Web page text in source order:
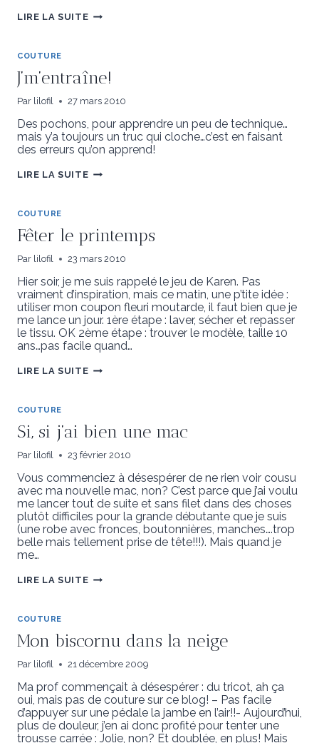
LIRE LA SUITEJE
OU
LA
DE
LOOSE
COUTURE
J’m’entraîne!
Par lilofil 27 mars 2010
Des pochons, pour apprendre un peu de technique…
mais y’a toujours un truc qui cloche…c’est en faisant
des erreurs qu’on apprend!
LIRE LA SUITEJ’M’ENTRAÎNE!
COUTURE
Fêter le printemps
Par lilofil 23 mars 2010
Hier soir, je me suis rappelé le jeu de Karen. Pas
vraiment d’inspiration, mais ce matin, une p’tite idée :
utiliser mon coupon fleuri moutarde, il faut bien que je
me lance un jour. 1ère étape : laver, sécher et repasser
le tissu. OK 2ème étape : trouver le modèle, taille 10
ans…pas facile quand…
LIRE LA SUITEFÊTER
COUTURE
Si, si j’ai bien une mac
Par lilofil 23 février 2010
Vous commenciez à désespérer de ne rien voir cousu
avec ma nouvelle mac, non? C’est parce que j’ai voulu
me lancer tout de suite et sans filet dans des choses
plutôt difficiles pour la grande débutante que je suis
(une robe avec fronces, boutonnières, manches….trop
belle mais tellement prise de tête!!!). Mais quand je
me…
LIRE LA SUITESI,
COUTURE
Mon biscornu dans la neige
Par lilofil 21 décembre 2009
Ma prof commençait à désespérer : du tricot, ah ça
oui, mais pas de couture sur ce blog! – Pas facile
d’appuyer sur une pédale la jambe en l’air!!- Aujourd’hui,
plus de douleur, j’en ai donc profité pour tenter une
trousse carrée : Jolie, non? Et doublée, en plus! Mais